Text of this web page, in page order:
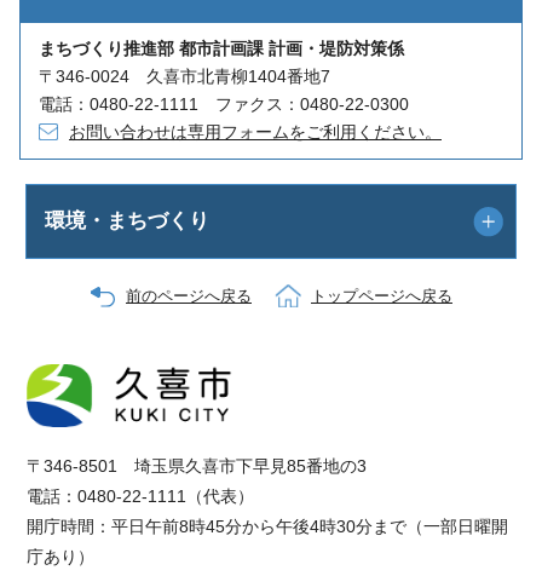
まちづくり推進部 都市計画課 計画・堤防対策係
〒346-0024 久喜市北青柳1404番地7
電話：0480-22-1111 ファクス：0480-22-0300
お問い合わせは専用フォームをご利用ください。
環境・まちづくり
前のページへ戻る トップページへ戻る
〒346-8501 埼玉県久喜市下早見85番地の3
電話：0480-22-1111（代表）
開庁時間：平日午前8時45分から午後4時30分まで（一部日曜開
庁あり）